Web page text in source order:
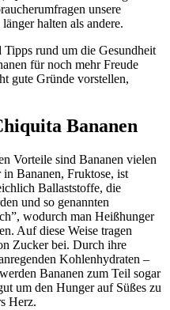
unsere
halten als andere.
rund um die Gesundheit
für noch mehr Freude
gute Gründe vorstellen,
Bananen
Vorteile sind Bananen vielen
Bananen, Fruktose, ist
Ballaststoffe, die
und so genannten
wodurch man Heißhunger
Auf diese Weise tragen
Zucker bei. Durch ihre
Kohlenhydraten –
Bananen zum Teil sogar
um den Hunger auf Süßes zu
Herz.